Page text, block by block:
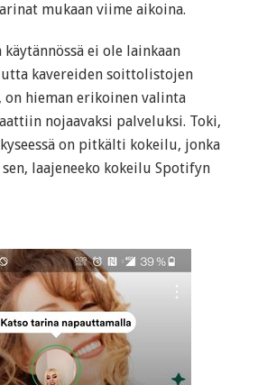
mukaan viime aikoina.
ei ole lainkaan
kavereiden soittolistojen
on hieman erikoinen valinta
nojaavaksi palveluksi. Toki,
on pitkälti kokeilu, jonka
laajeneeko kokeilu Spotifyn